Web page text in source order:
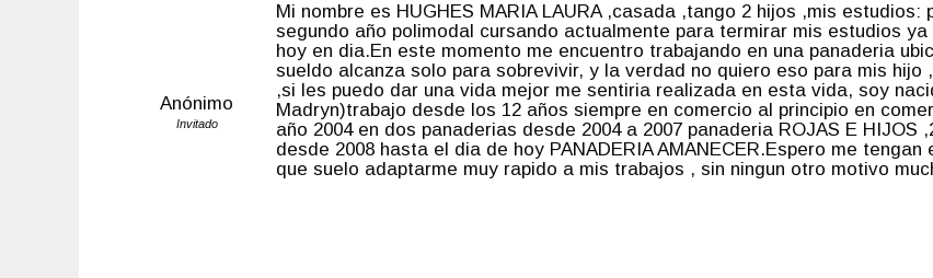
Anónimo
Invitado
Mi nombre es HUGHES MARIA LAURA ,casada ,tango 2 hijos ,mis
segundo año polimodal cursando actualmente para termirar mis estudios
hoy en dia.En este momento me encuentro trabajando en una panaderia
sueldo alcanza solo para sobrevivir, y la verdad no quiero eso para mis
,si les puedo dar una vida mejor me sentiria realizada en esta vida, soy
Madryn)trabajo desde los 12 años siempre en comercio al principio en
año 2004 en dos panaderias desde 2004 a 2007 panaderia ROJAS E HIJOS
desde 2008 hasta el dia de hoy PANADERIA AMANECER.Espero me
que suelo adaptarme muy rapido a mis trabajos , sin ningun otro motivo